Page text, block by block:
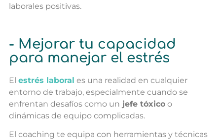
laborales positivas.
- Mejorar tu capacidad
para manejar el estrés
El estrés laboral es una realidad en cualquier
entorno de trabajo, especialmente cuando se
enfrentan desafíos como un jefe tóxico o
dinámicas de equipo complicadas.
El coaching te equipa con herramientas y técnicas